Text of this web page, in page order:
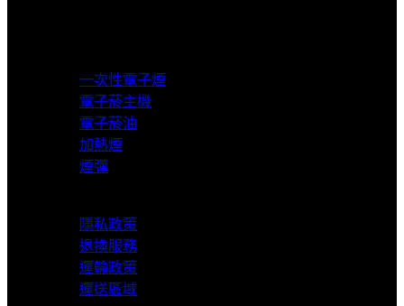
一次性電子煙
電子菸主機
電子菸油
加熱煙
煙彈
隱私政策
退換服務
運輸政策
運送區域